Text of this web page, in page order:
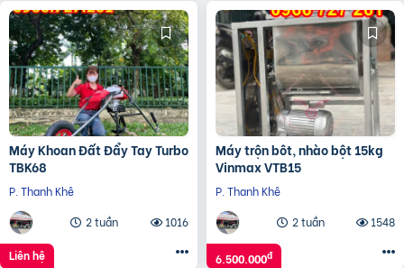
Máy Khoan Đất Đẩy Tay Turbo
TBK68
P. Thanh Khê
2 tuần
1016
Liên hệ
Máy trộn bôt, nhào bột 15kg
Vinmax VTB15
P. Thanh Khê
2 tuần
1548
6.500.000đ